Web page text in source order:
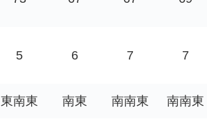
5 6 7 7
東南東 南東 南南東 南南東